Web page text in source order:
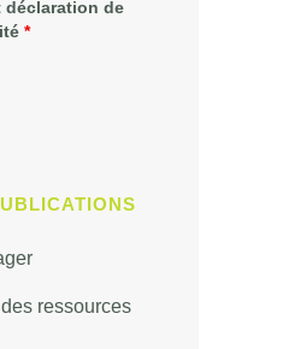
déclaration de
*
ressources